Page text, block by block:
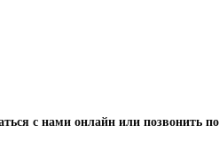
с нами онлайн или позвонить